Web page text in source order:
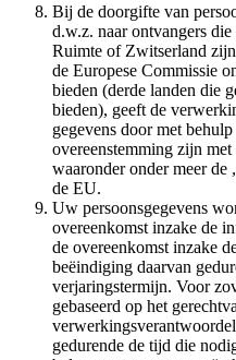
Bij de doorgifte van
d.w.z. naar ontvangers
Ruimte of Zwitserland
de Europese Commissie
bieden (derde landen die
bieden), geeft de
gegevens door met
overeenstemming zijn
waaronder onder meer de
de EU.
Uw persoonsgegevens
overeenkomst inzake de
de overeenkomst inzake
beëindiging daarvan
verjaringstermijn. Voor
gebaseerd op het
gedurende de tijd die